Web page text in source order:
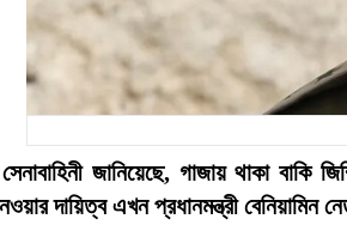
জানিয়েছে, গাজায় থাকা
দায়িত্ব এখন প্রধানমন্ত্রী বেনিয়ামিন